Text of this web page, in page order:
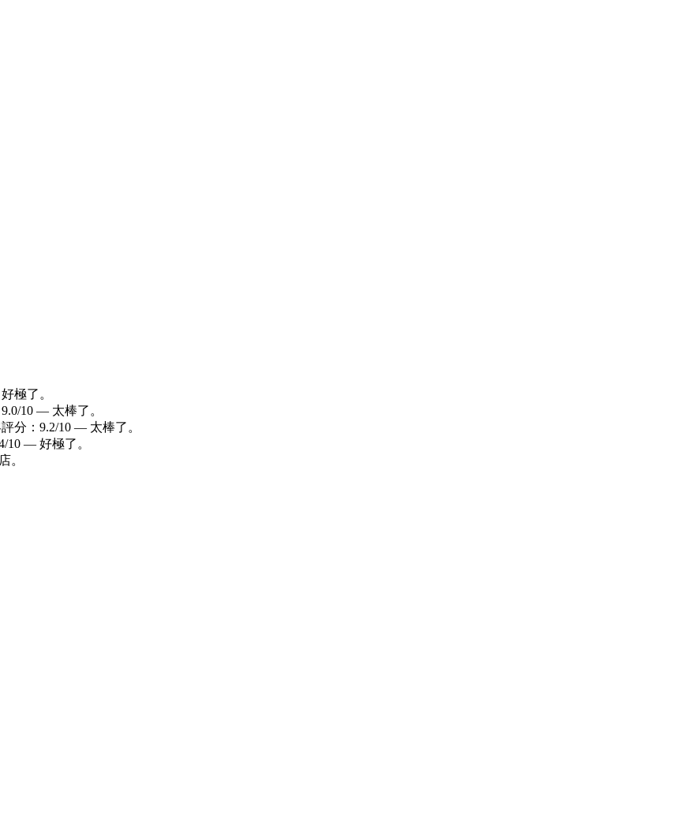
極了。
10 — 太棒了。
分：9.2/10 — 太棒了。
10 — 好極了。
。